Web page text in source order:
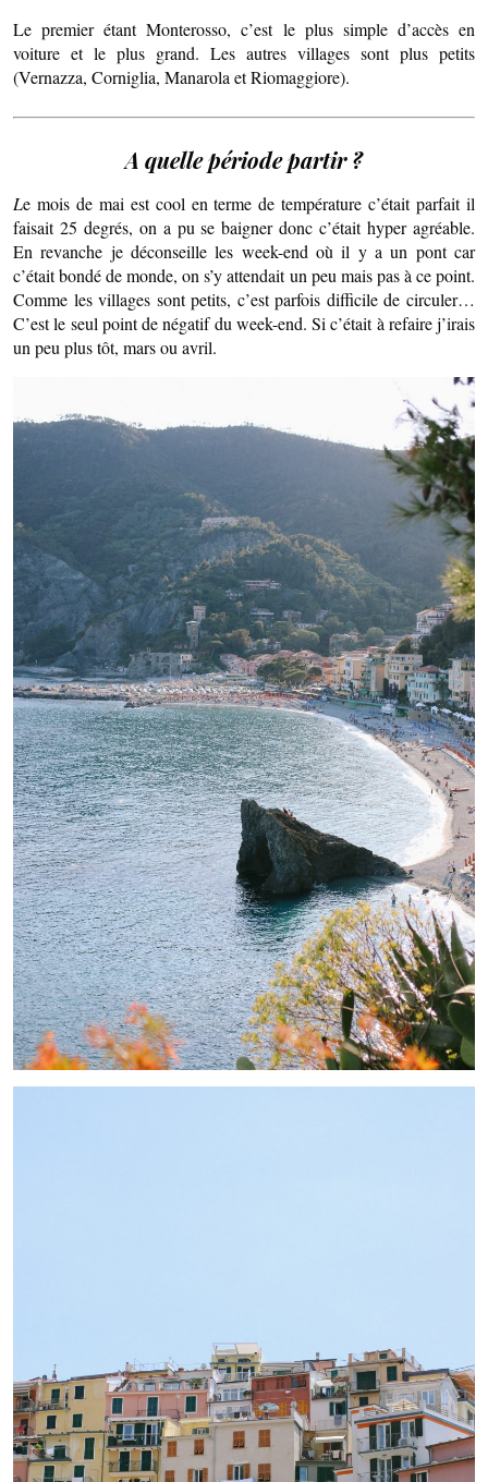
Le premier étant Monterosso, c’est le plus simple d’accès en
voiture et le plus grand. Les autres villages sont plus petits
(Vernazza, Corniglia, Manarola et Riomaggiore).
A quelle période partir ?
Le mois de mai est cool en terme de température c’était parfait il
faisait 25 degrés, on a pu se baigner donc c’était hyper agréable.
En revanche je déconseille les week-end où il y a un pont car
c’était bondé de monde, on s’y attendait un peu mais pas à ce point.
Comme les villages sont petits, c’est parfois difficile de circuler…
C’est le seul point de négatif du week-end. Si c’était à refaire j’irais
un peu plus tôt, mars ou avril.